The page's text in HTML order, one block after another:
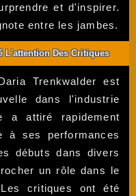
et d'inspirer.
entre les jambes.
L'attention Des Critiques
Trenkwalder est
dans l'industrie
a attiré rapidement
à ses performances
débuts dans divers
un rôle dans le
critiques ont été